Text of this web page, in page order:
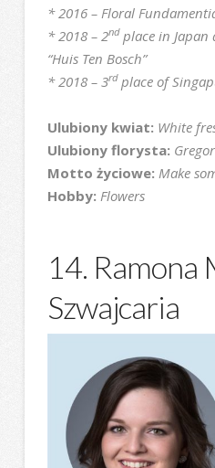
* 2016 – Floral
* 2018 – 2nd place in
“Huis Ten Bosch”
* 2018 – 3rd place of
Ulubiony kwiat: White
Ulubiony florysta:
Motto życiowe: Make
Hobby: Flowers
14. Ramona
Szwajcaria